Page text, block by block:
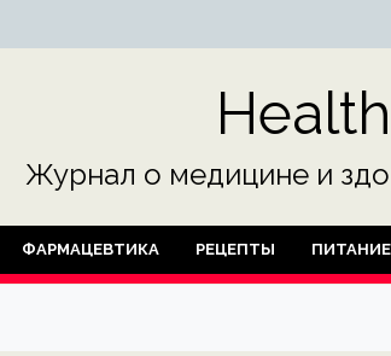
Журнал о медицине и
ФАРМАЦЕВТИКА РЕЦЕПТЫ ПИТАНИЕ